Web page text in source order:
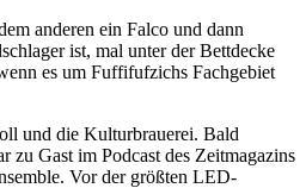
anderen ein Falco und dann
ist, mal unter der Bettdecke
es um Fuffifufzichs Fachgebiet
und die Kulturbrauerei. Bald
zu Gast im Podcast des Zeitmagazins
Vor der größten LED-